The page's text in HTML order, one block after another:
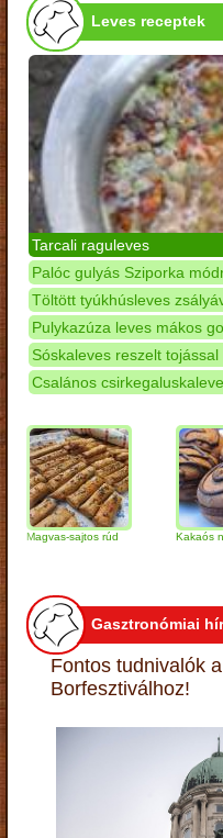
Leves receptek
Tarcali raguleves
Palóc gulyás Sziporka
Töltött tyúkhúsleves
Pulykazúza leves mákos
Sóskaleves reszelt tojással
Csalános
sajtos rúd Kakaós néró
Gasztronómiai
Fontos tudnivalók
Borfesztiválhoz!